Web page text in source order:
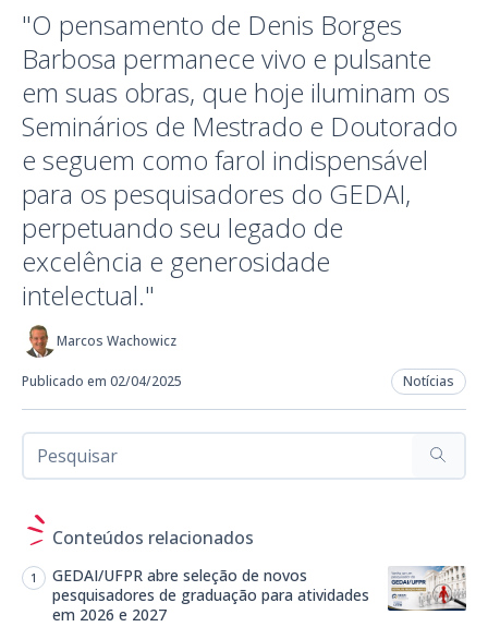
"O pensamento de Denis Borges
Barbosa permanece vivo e pulsante
em suas obras, que hoje iluminam os
Seminários de Mestrado e Doutorado
e seguem como farol indispensável
para os pesquisadores do GEDAI,
perpetuando seu legado de
excelência e generosidade
intelectual."
Marcos Wachowicz
Publicado em 02/04/2025 Notícias
Conteúdos relacionados
GEDAI/UFPR abre seleção de novos
pesquisadores de graduação para atividades
em 2026 e 2027